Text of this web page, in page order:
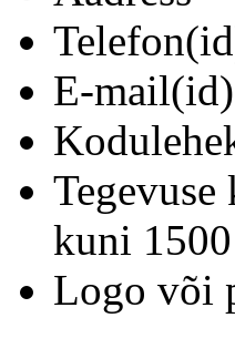
E-mail(id)
kuni
Logo või